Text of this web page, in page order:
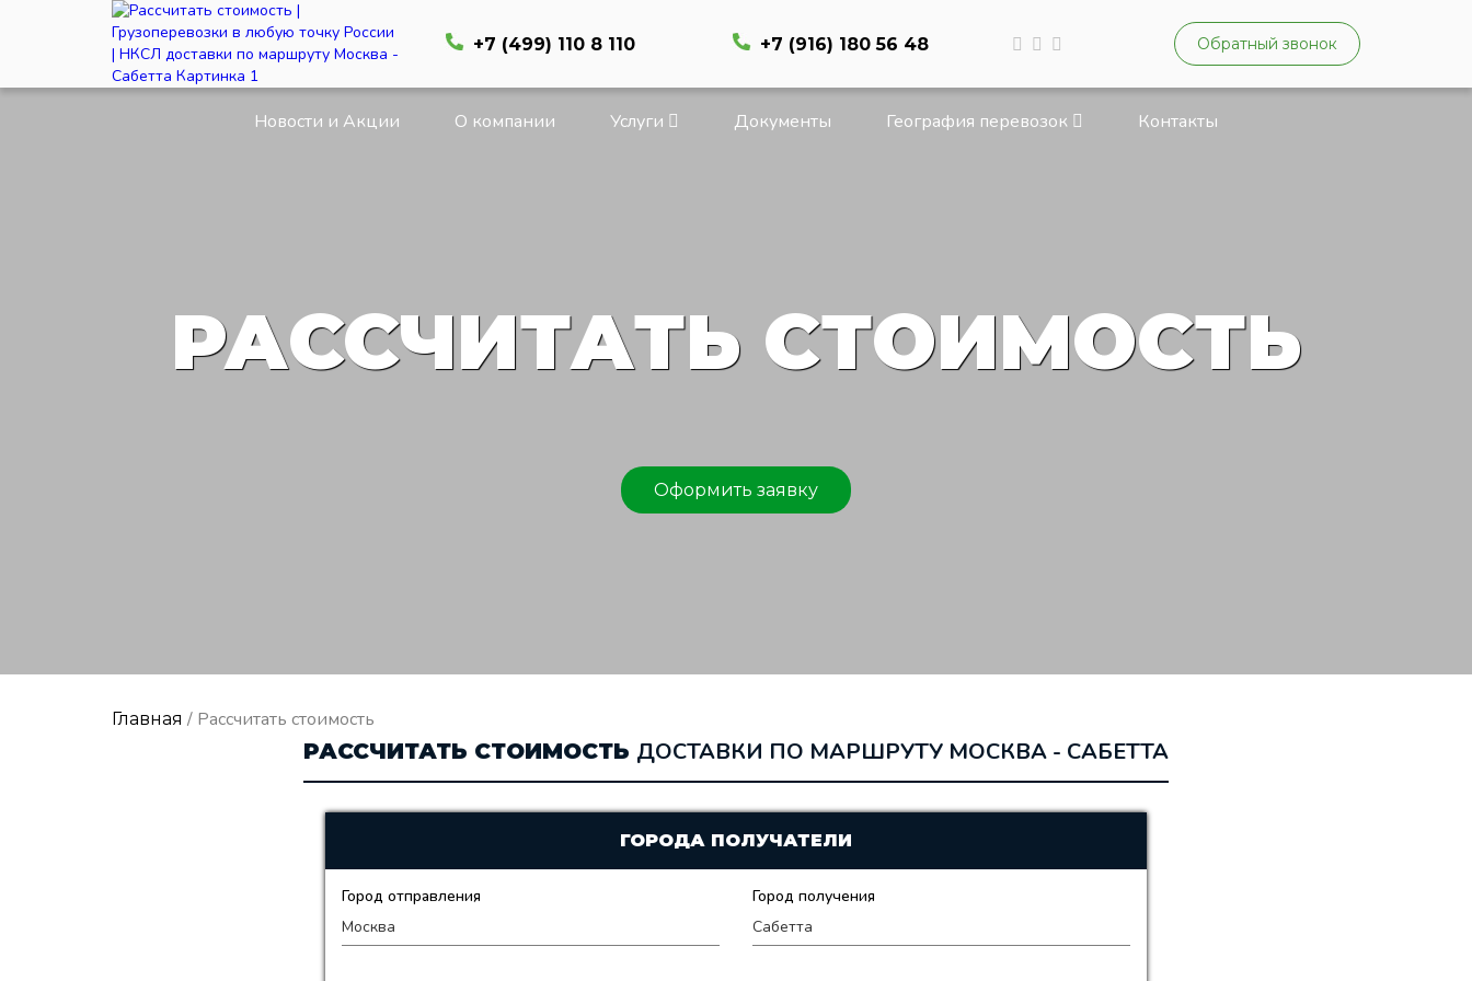
+7 (499) 110 8 110 +7 (916) 180 56 48 Обратный звонок
Новости и Акции О компании Услуги Документы География перевозок Контакты
РАССЧИТАТЬ СТОИМОСТЬ
Оформить заявку
Главная / Рассчитать стоимость
РАССЧИТАТЬ СТОИМОСТЬ ДОСТАВКИ ПО МАРШРУТУ МОСКВА - САБЕТТА
ГОРОДА ПОЛУЧАТЕЛИ
Город отправления Город получения